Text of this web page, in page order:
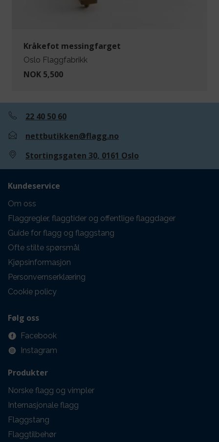
Kråkefot messingfarget
Oslo Flaggfabrikk
NOK 5,500
22 40 50 60
nettbutikken@flagg.no
Stortingsgaten 30, 0161 Oslo
Kundeservice
Om oss
Flaggregler, flaggtider og offentlige flaggdager
Guide for flagg og flaggstang
Ofte stilte spørsmål
Kjøpsinformasjon
Personvernserklæring
Cookie policy
Følg oss
Facebook
Instagram
Produkter
Norske flagg og vimpler
Internasjonale flagg
Flaggstang
Flaggtilbehør